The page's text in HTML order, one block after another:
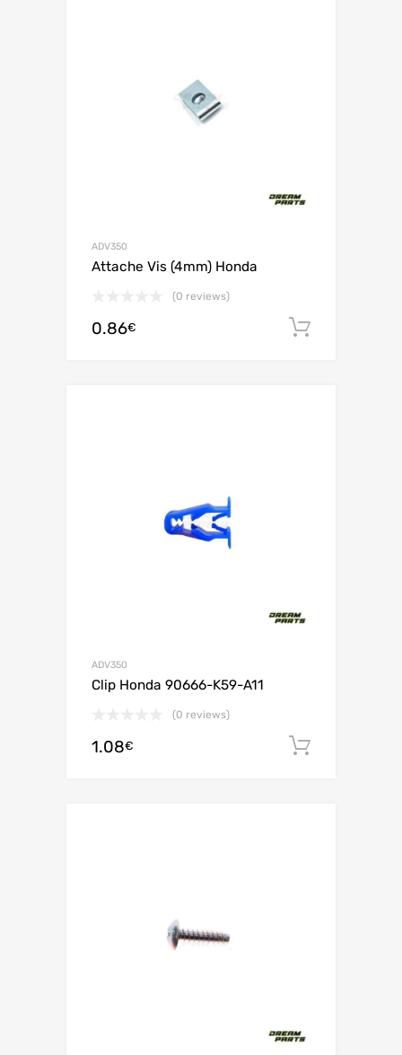
ADV350
Attache Vis (4mm) Honda
(0 reviews)
0.86€
ADV350
Clip Honda 90666-K59-A11
(0 reviews)
1.08€